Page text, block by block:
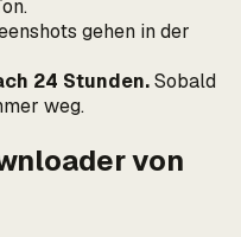
gehen in der
24 Stunden.Sobald
weg.
von